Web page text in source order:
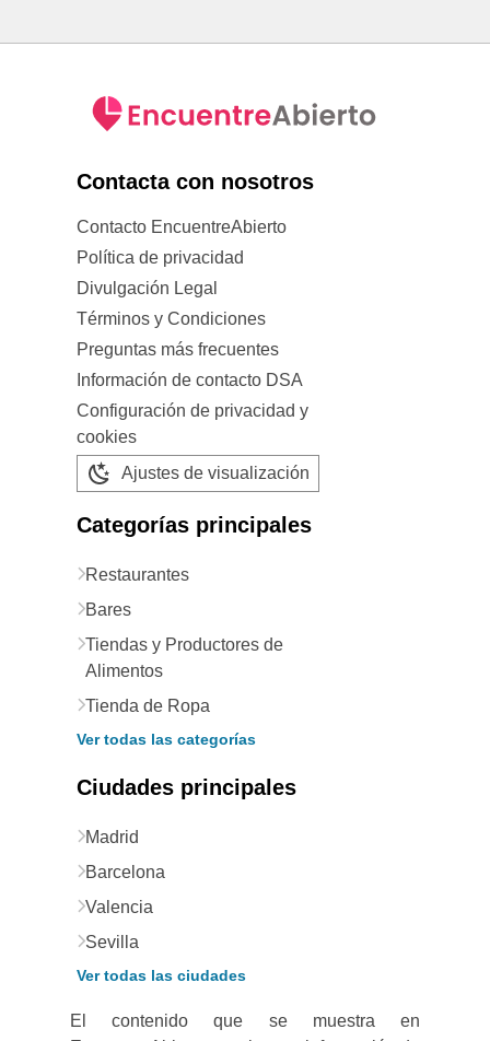
Contacta con nosotros
Contacto EncuentreAbierto
Política de privacidad
Divulgación Legal
Términos y Condiciones
Preguntas más frecuentes
Información de contacto DSA
Configuración de privacidad y
cookies
Ajustes de visualización
Categorías principales
Restaurantes
Bares
Tiendas y Productores de
Alimentos
Tienda de Ropa
Ver todas las categorías
Ciudades principales
Madrid
Barcelona
Valencia
Sevilla
Ver todas las ciudades
El contenido que se muestra en